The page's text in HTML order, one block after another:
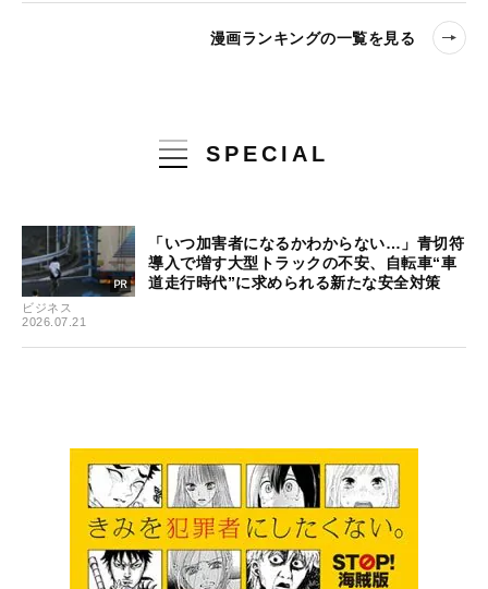
漫画ランキングの一覧を見る
SPECIAL
ビジネス
2026.07.21
「いつ加害者になるかわからない…」青切符
導入で増す大型トラックの不安、自転車“車
道走行時代”に求められる新たな安全対策